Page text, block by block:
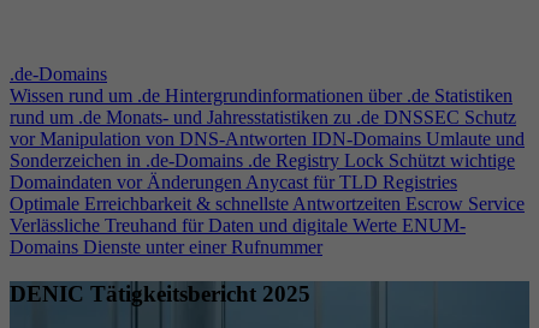
.de-Domains
Wissen rund um .de Hintergrundinformationen über .de Statistiken
rund um .de Monats- und Jahresstatistiken zu .de DNSSEC Schutz
vor Manipulation von DNS-Antworten IDN-Domains Umlaute und
Sonderzeichen in .de-Domains .de Registry Lock Schützt wichtige
Domaindaten vor ÄnderungenAnycast für TLD Registries
Optimale Erreichbarkeit & schnellste Antwortzeiten Escrow Service
Verlässliche Treuhand für Daten und digitale Werte ENUM-
Domains Dienste unter einer Rufnummer
DENIC Tätigkeitsbericht 2025